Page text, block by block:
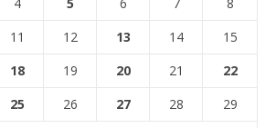
11 12 13 14
15
18 19 20 21
22
25 26 27 28
29